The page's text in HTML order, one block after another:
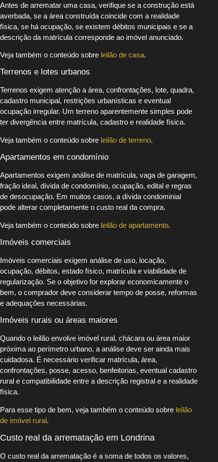
Antes de arrematar uma casa, verifique se a construção está
averbada, se a área construída coincide com a realidade
física, se há ocupação, se existem débitos municipais e se a
descrição da matrícula corresponde ao imóvel anunciado.
Veja também o conteúdo sobre leilão de casa.
Terrenos e lotes urbanos
Terrenos exigem atenção a área, confrontações, lote, quadra,
cadastro municipal, restrições urbanísticas e eventual
ocupação irregular. Um terreno aparentemente simples pode
ter divergência entre matrícula, cadastro e realidade física.
Veja também o conteúdo sobre leilão de terreno.
Apartamentos em condomínio
Apartamentos exigem análise de matrícula, vaga de garagem,
fração ideal, dívida de condomínio, ocupação, edital e regras
de desocupação. Em muitos casos, a dívida condominial
pode alterar completamente o custo real da compra.
Veja também o conteúdo sobre leilão de apartamento.
Imóveis comerciais
Imóveis comerciais exigem análise de uso, locação,
ocupação, débitos, estado físico, matrícula e viabilidade de
regularização. Se o objetivo for explorar economicamente o
bem, o comprador deve considerar tempo de posse, reformas
e adequações necessárias.
Imóveis rurais ou áreas maiores
Quando o leilão envolve imóvel rural, chácara ou área maior
próxima ao perímetro urbano, a análise deve ser ainda mais
cuidadosa. É necessário verificar matrícula, área,
confrontações, posse, acesso, benfeitorias, eventual cadastro
rural e compatibilidade entre a descrição registral e a realidade
física.
Para esse tipo de bem, veja também o conteúdo sobre leilão
de imóvel rural.
Custo real da arrematação em Londrina
O custo real da arrematação é a soma de todos os valores,